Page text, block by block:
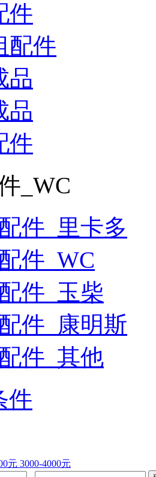
件
配件
品
品
件
_WC
件_里卡多
件_WC
件_玉柴
件_康明斯
件_其他
件
元 3000-4000元